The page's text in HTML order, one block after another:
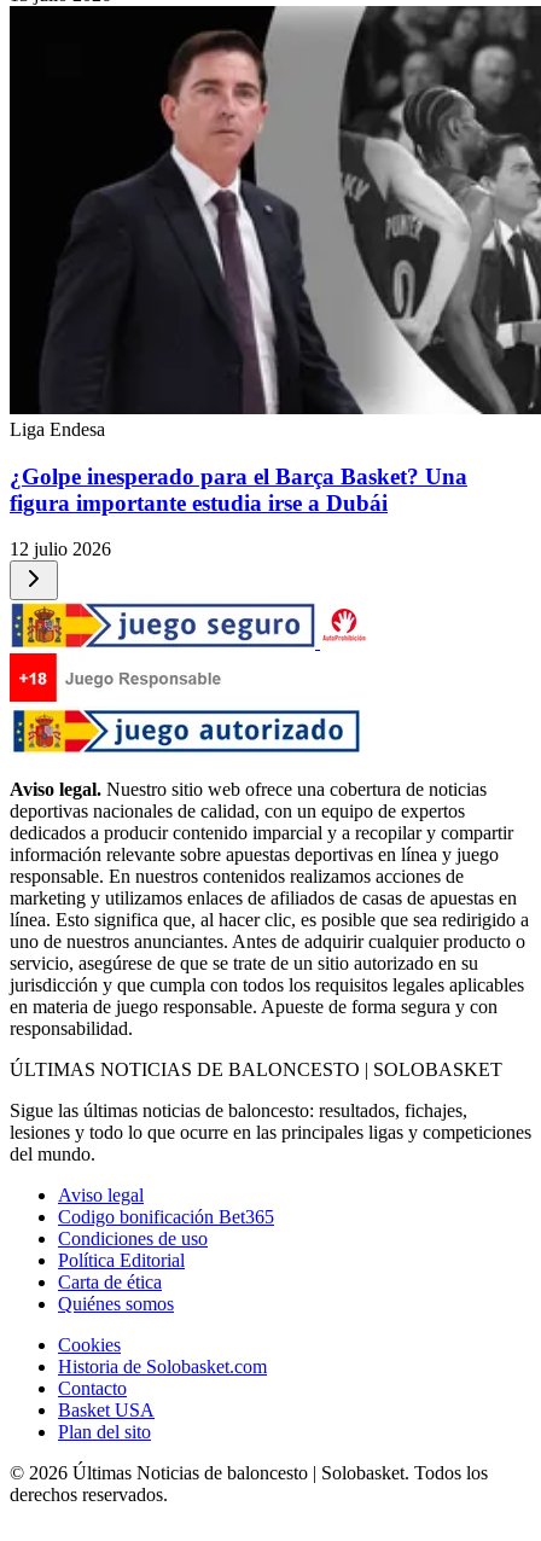
Liga Endesa
¿Golpe inesperado para el Barça Basket? Una
figura importante estudia irse a Dubái
12 julio 2026
Aviso legal. Nuestro sitio web ofrece una cobertura de noticias
deportivas nacionales de calidad, con un equipo de expertos
dedicados a producir contenido imparcial y a recopilar y compartir
información relevante sobre apuestas deportivas en línea y juego
responsable. En nuestros contenidos realizamos acciones de
marketing y utilizamos enlaces de afiliados de casas de apuestas en
línea. Esto significa que, al hacer clic, es posible que sea redirigido a
uno de nuestros anunciantes. Antes de adquirir cualquier producto o
servicio, asegúrese de que se trate de un sitio autorizado en su
jurisdicción y que cumpla con todos los requisitos legales aplicables
en materia de juego responsable. Apueste de forma segura y con
responsabilidad.
ÚLTIMAS NOTICIAS DE BALONCESTO | SOLOBASKET
Sigue las últimas noticias de baloncesto: resultados, fichajes,
lesiones y todo lo que ocurre en las principales ligas y competiciones
del mundo.
Aviso legal
Codigo bonificación Bet365
Condiciones de uso
Política Editorial
Carta de ética
Quiénes somos
Cookies
Historia de Solobasket.com
Contacto
Basket USA
Plan del sito
© 2026 Últimas Noticias de baloncesto | Solobasket. Todos los
derechos reservados.